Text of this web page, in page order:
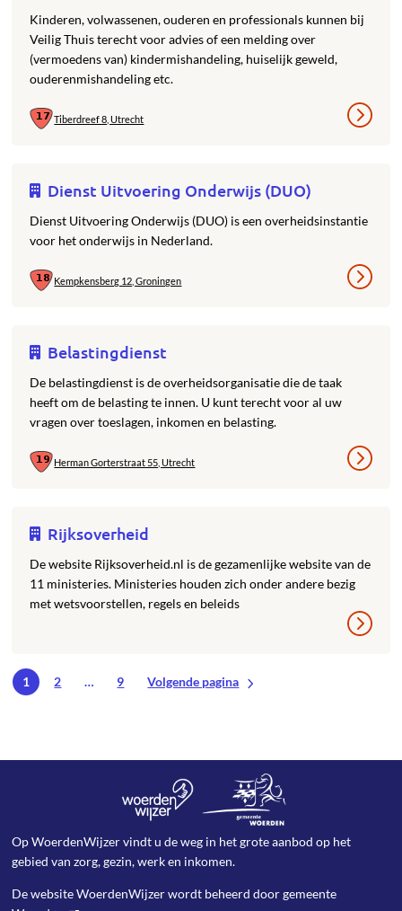
Kinderen, volwassenen, ouderen en professionals kunnen bij
Veilig Thuis terecht voor advies of een melding over
(vermoedens van) kindermishandeling, huiselijk geweld,
ouderenmishandeling etc.
Tiberdreef 8, Utrecht
Dienst Uitvoering Onderwijs (DUO)
Dienst Uitvoering Onderwijs (DUO) is een overheidsinstantie
voor het onderwijs in Nederland.
Kempkensberg 12, Groningen
Belastingdienst
De belastingdienst is de overheidsorganisatie die de taak
heeft om de belasting te innen. U kunt terecht voor al uw
vragen over toeslagen, inkomen en belasting.
Herman Gorterstraat 55, Utrecht
Rijksoverheid
De website Rijksoverheid.nl is de gezamenlijke website van de
11 ministeries. Ministeries houden zich onder andere bezig
met wetsvoorstellen, regels en beleids
1 2 … 9 Volgende pagina
Op WoerdenWijzer vindt u de weg in het grote aanbod op het
gebied van zorg, gezin, werk en inkomen.
De website WoerdenWijzer wordt beheerd doorgemeente